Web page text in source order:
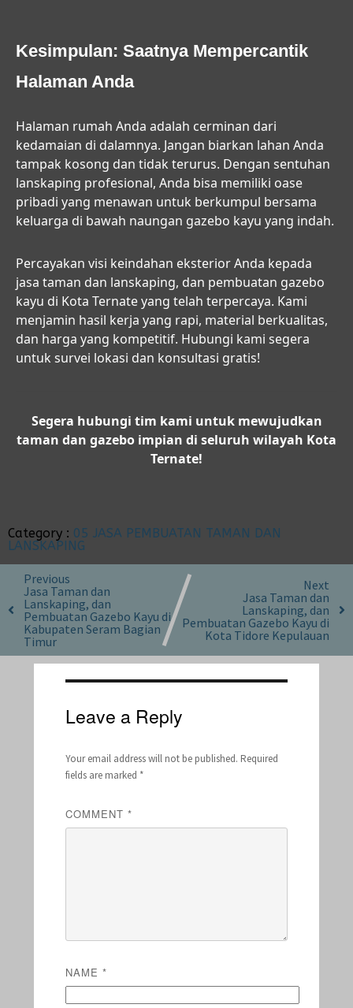
Kesimpulan: Saatnya Mempercantik
Halaman Anda
Halaman rumah Anda adalah cerminan dari
kedamaian di dalamnya. Jangan biarkan lahan Anda
tampak kosong dan tidak terurus. Dengan sentuhan
lanskaping profesional, Anda bisa memiliki oase
pribadi yang menawan untuk berkumpul bersama
keluarga di bawah naungan gazebo kayu yang indah.
Percayakan visi keindahan eksterior Anda kepada
jasa taman dan lanskaping, dan pembuatan gazebo
kayu di Kota Ternateyang telah terpercaya. Kami
menjamin hasil kerja yang rapi, material berkualitas,
dan harga yang kompetitif. Hubungi kami segera
untuk survei lokasi dan konsultasi gratis!
Segera hubungi tim kami untuk mewujudkan
taman dan gazebo impian di seluruh wilayah Kota
Ternate!
Category : 05 JASA PEMBUATAN TAMAN DAN
LANSKAPING
Previous
Jasa Taman dan
Lanskaping, dan
Pembuatan Gazebo Kayu di
Kabupaten Seram Bagian
Timur
Next
Jasa Taman dan
Lanskaping, dan
Pembuatan Gazebo Kayu di
Kota Tidore Kepulauan
Leave a Reply
Your email address will not be published. Required
fields are marked *
COMMENT *
NAME *